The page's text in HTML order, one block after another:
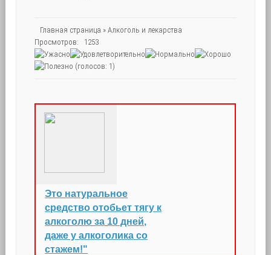
Главная страница »Алкоголь и лекарства
Просмотров: 1253
(голосов: 1)
Это натуральное
средство отобьет тягу к
алкоголю за 10 дней,
даже у алкоголика со
стажем!"